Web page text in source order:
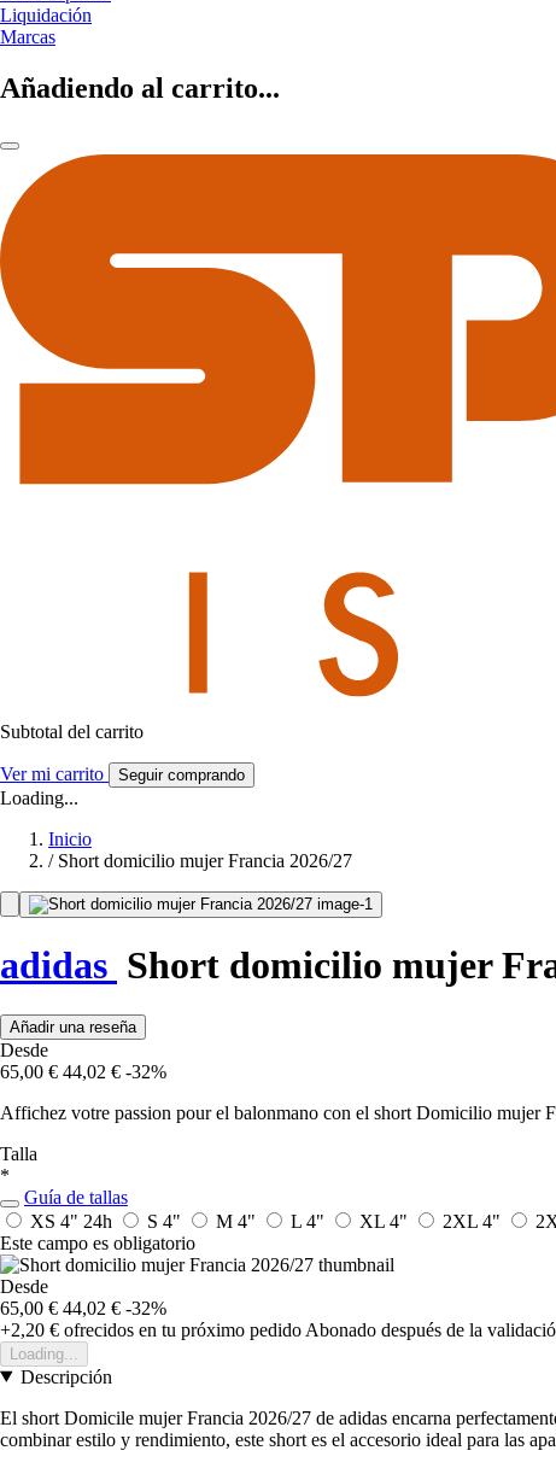
Liquidación
Marcas
Añadiendo al carrito...
Subtotal del carrito
Ver mi carrito Seguir comprando
Loading...
Inicio
/ Short domicilio mujer Francia 2026/27
adidas Short domicilio mujer
Añadir una reseña
Desde
65,00 € 44,02 € -32%
Affichez votre passion pour el balonmano con el short Domicilio mujer
Talla
*
Guía de tallas
XS 4" 24h S 4" M 4" L 4" XL 4" 2XL 4"
Este campo es obligatorio
Desde
65,00 € 44,02 € -32%
+2,20 € ofrecidos en tu próximo pedido Abonado después de la
Loading...
Descripción
El short Domicile mujer Francia 2026/27 de adidas encarna
combinar estilo y rendimiento, este short es el accesorio ideal para las